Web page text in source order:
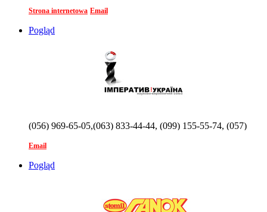
Strona internetowa Email
Pogląd
(056) 969-65-05,(063) 833-44-44, (099) 155-55-74, (057)
Email
Pogląd